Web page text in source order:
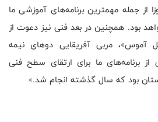
از جمله مهمترین برنامه‌های آموزشی ما
بود. همچنین در بعد فنی نیز دعوت از
آموس»، مربی آفریقایی دوهای نیمه
برنامه‌های ما برای ارتقای سطح فنی
بود که سال گذشته انجام شد.»